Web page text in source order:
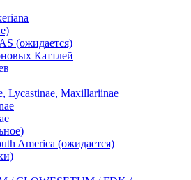
(ожидается)
Каттлей
Lycastinae, Maxillariinae
America (ожидается)